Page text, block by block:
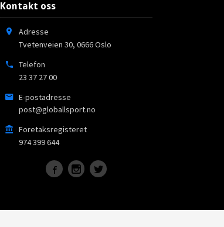
Kontakt oss
Adresse
Tvetenveien 30, 0666Oslo
Telefon
23 37 27 00
E-postadresse
post@globallsport.no
Foretaksregisteret
974 399 644